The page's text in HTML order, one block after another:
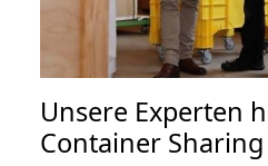
Unsere Experten
Container